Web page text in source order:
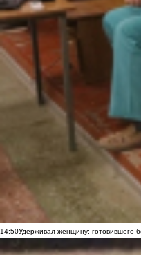
14:50Удерживал женщину: готовившего